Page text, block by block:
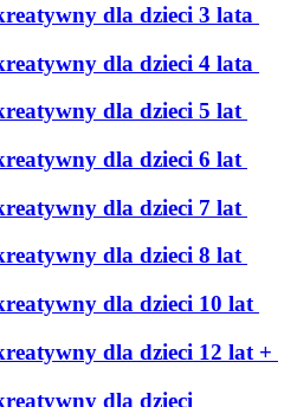
dla dzieci 3 lata
dla dzieci 4 lata
dla dzieci 5 lat
dla dzieci 6 lat
dla dzieci 7 lat
dla dzieci 8 lat
dla dzieci 10 lat
dla dzieci 12 lat +
dla dzieci